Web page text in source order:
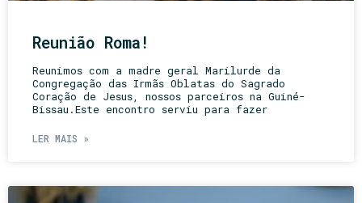
Reunião Roma!
Reunimos com a madre geral Marilurde da
Congregação das Irmãs Oblatas do Sagrado
Coração de Jesus, nossos parceiros na Guiné-
Bissau.Este encontro serviu para fazer
LER MAIS »